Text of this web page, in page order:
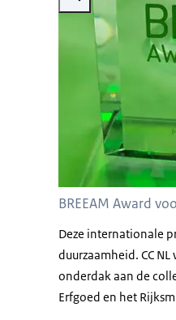
BREEAM Award
Deze internationale
duurzaamheid. CC
onderdak aan de
Erfgoed en het